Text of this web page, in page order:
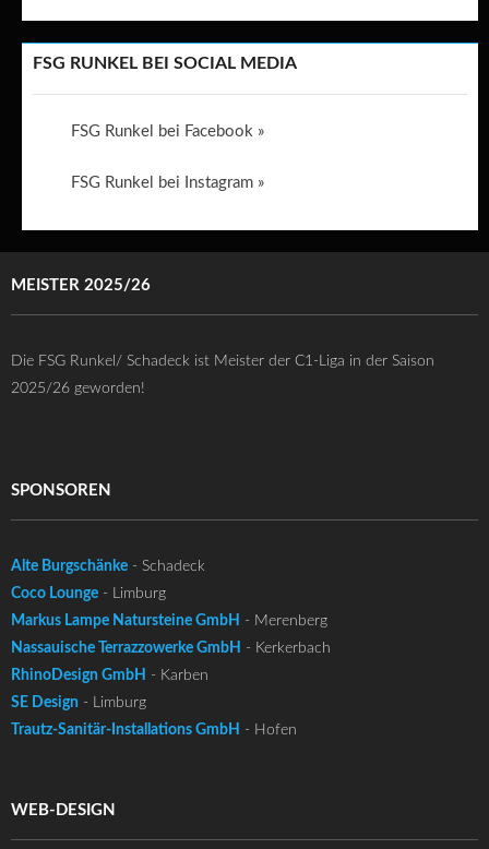
FSG RUNKEL BEI SOCIAL MEDIA
FSG Runkel bei Facebook »
FSG Runkel bei Instagram »
MEISTER 2025/26
Die FSG Runkel/ Schadeck ist Meister der C1-Liga in der Saison
2025/26 geworden!
SPONSOREN
Alte Burgschänke - Schadeck
Coco Lounge - Limburg
Markus Lampe Natursteine GmbH - Merenberg
Nassauische Terrazzowerke GmbH - Kerkerbach
RhinoDesign GmbH - Karben
SE Design - Limburg
Trautz-Sanitär-Installations GmbH - Hofen
WEB-DESIGN